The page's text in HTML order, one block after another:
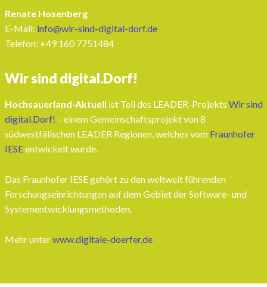
Renate Hosenberg
E-Mail: info@wir-sind-digital-dorf.de
Telefon: ‭+49 160 7751484‬
Wir sind digital.Dorf!
Hochsauerland-Aktuell ist Teil des LEADER-Projekts Wir sind
digital.Dorf! – einem Gemeinschaftsprojekt von 8
südwestfälischen LEADER Regionen, welches vom Fraunhofer
IESEentwickelt wurde.
Das Fraunhofer IESE gehört zu den weltweit führenden
Forschungseinrichtungen auf dem Gebiet der Software- und
Systementwicklungsmethoden.
Mehr unterwww.digitale-doerfer.de